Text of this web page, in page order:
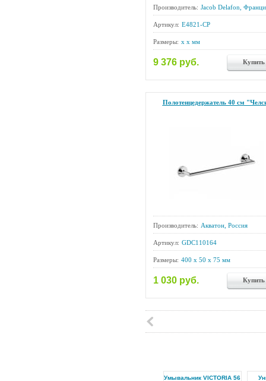
Производитель: Jacob Delafon,
Артикул: E4821-CP
Размеры: x x мм
9 376 руб. Купить
Полотенцедержатель 40 см
Производитель: Акватон, Россия
Артикул: GDC110164
Размеры: 400 x 50 x 75 мм
1 030 руб. Купить
Умывальник VICTORIA 56